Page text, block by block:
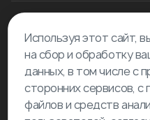
Новое в блоге
Используя этот сайт,
на сбор и обработку
данных, в том числе с
сторонних сервисов,
файлов и средств